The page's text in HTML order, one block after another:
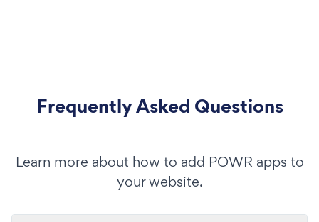
Frequently Asked Questions
Learn more about how to add POWR apps to
your website.